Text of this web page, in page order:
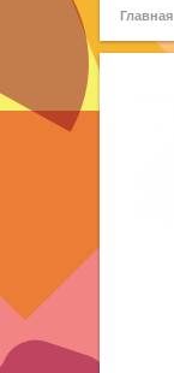
Главная